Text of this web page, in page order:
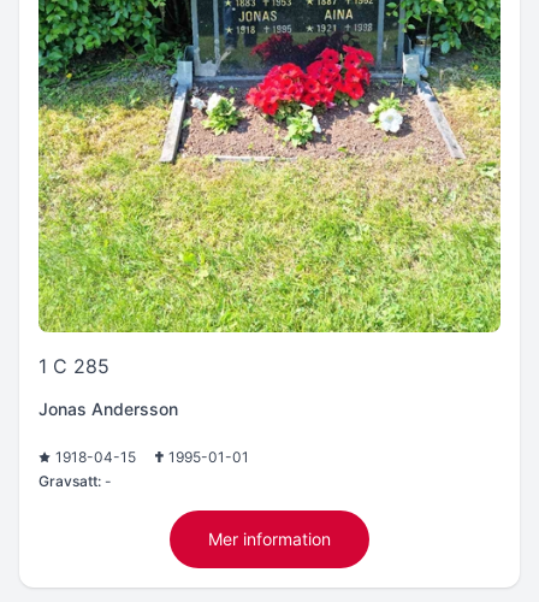
1 C 285
Jonas Andersson
1918-04-15
1995-01-01
Gravsatt: -
Mer information